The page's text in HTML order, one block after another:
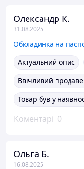
Олександр К.
31.08.2025
Актуальний опис
Ввічливий
Товар був у
Коментарі 0
Ольга Б.
16.08.2025